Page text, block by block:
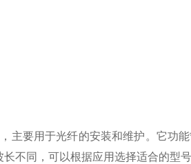
主要用于光纤的安装和维护。它功
不同，可以根据应用选择适合的型号